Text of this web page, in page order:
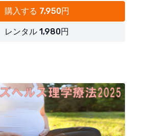
7月13日（日）
風景はカットしておりますので、実
もトータルの動画時間が短くなる場
購入する 7,950円
レンタル 1,980円